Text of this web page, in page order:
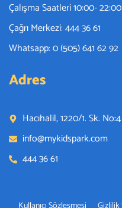
Hacıhalil, 1220/1. Sk.
info@mykidspark.com
444 36 61
Copyright © 2026 – By